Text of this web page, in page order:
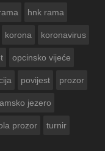
hnk rama
korona koronavirus
opcinsko vijeće
povijest prozor
jezero
prozor turnir